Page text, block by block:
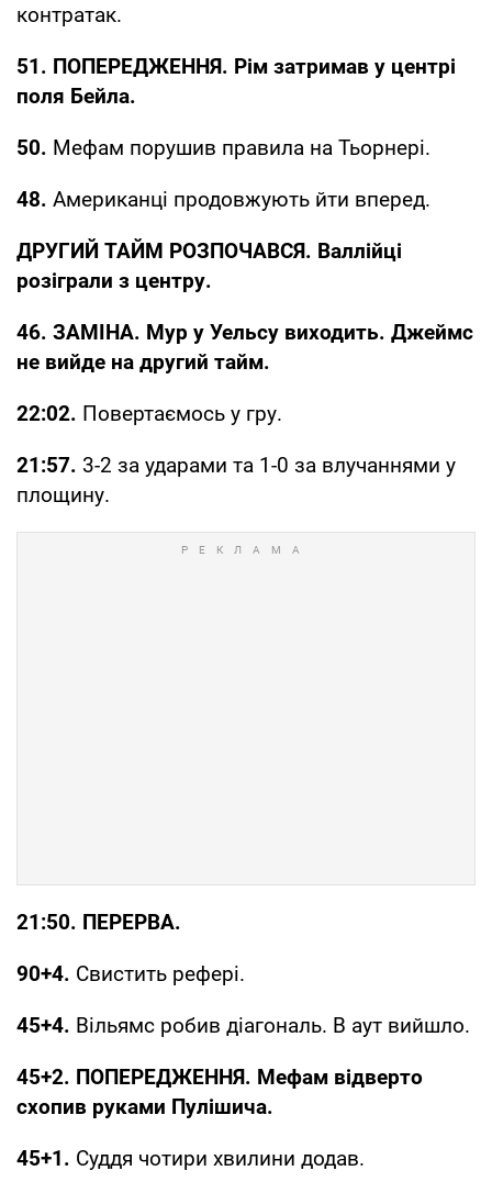
контратак.
51. ПОПЕРЕДЖЕННЯ. Рім затримав у центрі
поля Бейла.
50. Мефам порушив правила на Тьорнері.
48. Американці продовжують йти вперед.
ДРУГИЙ ТАЙМ РОЗПОЧАВСЯ. Валлійці
розіграли з центру.
46. ЗАМІНА. Мур у Уельсу виходить. Джеймс
не вийде на другий тайм.
22:02. Повертаємось у гру.
21:57. 3-2 за ударами та 1-0 за влучаннями у
площину.
21:50. ПЕРЕРВА.
90+4. Свистить рефері.
45+4. Вільямс робив діагональ. В аут вийшло.
45+2. ПОПЕРЕДЖЕННЯ. Мефам відверто
схопив руками Пулішича.
45+1. Суддя чотири хвилини додав.